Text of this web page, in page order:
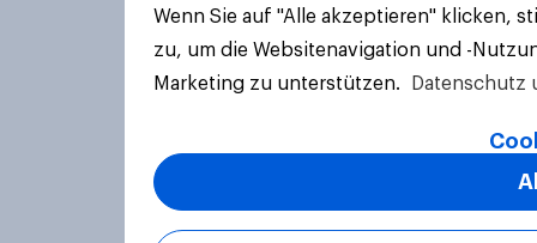
Wenn Sie auf "Alle akzeptieren" klicken,
zu, um die Websitenavigation und -
Marketing zu unterstützen.
Datenschutz